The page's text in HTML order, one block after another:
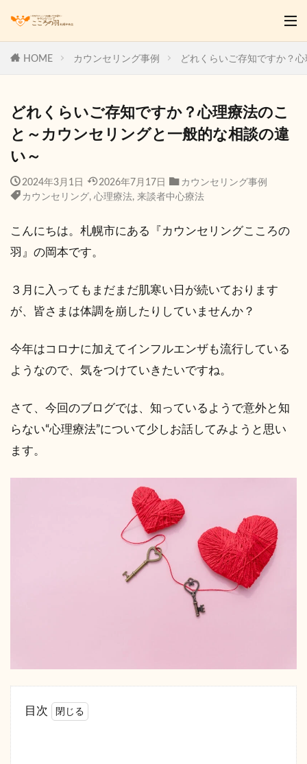
HOME カウンセリング事例 どれくらいご存知ですか？
どれくらいご存知ですか？心理療法のこ
と～カウンセリングと一般的な相談の違
い～
2024年3月1日 2026年7月17日
カウンセリング事例
カウンセリング, 心理療法, 来談者中心療法
こんにちは。札幌市にある『カウンセリングこころの
羽』の岡本です。
３月に入ってもまだまだ肌寒い日が続いております
が、皆さまは体調を崩したりしていませんか？
今年はコロナに加えてインフルエンザも流行している
ようなので、気をつけていきたいですね。
さて、今回のブログでは、知っているようで意外と知
らない“心理療法”について少しお話してみようと思い
ます。
目次